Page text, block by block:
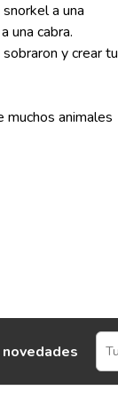
a una
una cabra.
y crear tu
muchos animales